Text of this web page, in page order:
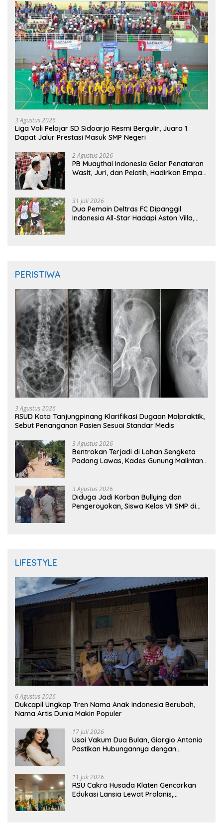
3 Agustus 2026
Liga Voli Pelajar SD Sidoarjo Resmi Bergulir, Juara 1
Dapat Jalur Prestasi Masuk SMP Negeri
2 Agustus 2026
PB Muaythai Indonesia Gelar Penataran
Wasit, Juri, dan Pelatih, Hadirkan Empat
31 Juli 2026
Dua Pemain Deltras FC Dipanggil
Indonesia All-Star Hadapi Aston Villa,
PERISTIWA
3 Agustus 2026
RSUD Kota Tanjungpinang Klarifikasi Dugaan Malpraktik,
Sebut Penanganan Pasien Sesuai Standar Medis
3 Agustus 2026
Bentrokan Terjadi di Lahan Sengketa
Padang Lawas, Kades Gunung Malintang
3 Agustus 2026
Diduga Jadi Korban Bullying dan
Pengeroyokan, Siswa Kelas VII SMP di
LIFESTYLE
6 Agustus 2026
Dukcapil Ungkap Tren Nama Anak Indonesia Berubah,
Nama Artis Dunia Makin Populer
17 Juli 2026
Usai Vakum Dua Bulan, Giorgio Antonio
Pastikan Hubungannya dengan
11 Juli 2026
RSU Cakra Husada Klaten Gencarkan
Edukasi Lansia Lewat Prolanis,